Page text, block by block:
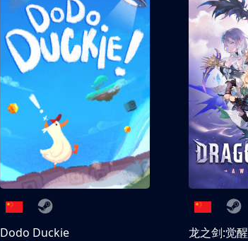
Dodo Duckie
龙之剑:觉醒